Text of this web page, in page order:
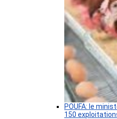
POUFA: le
150